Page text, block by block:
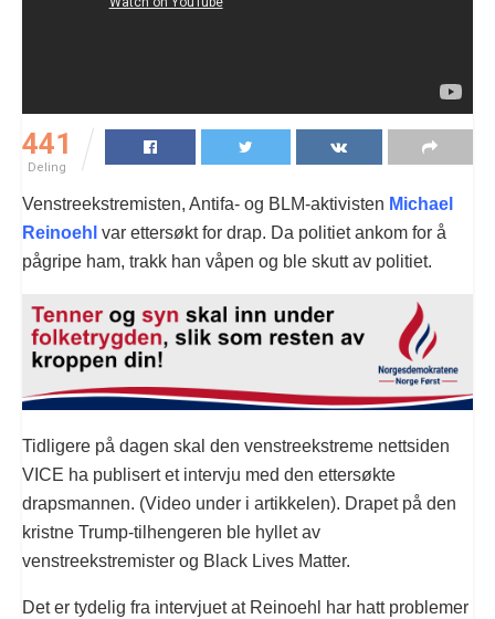
441
Deling
Venstreekstremisten, Antifa- og BLM-aktivisten Michael
Reinoehl var ettersøkt for drap. Da politiet ankom for å
pågripe ham, trakk han våpen og ble skutt av politiet.
Tidligere på dagen skal den venstreekstreme nettsiden
VICE ha publisert et intervju med den ettersøkte
drapsmannen. (Video under i artikkelen). Drapet på den
kristne Trump-tilhengeren ble hyllet av
venstreekstremister og Black Lives Matter.
Det er tydelig fra intervjuet at Reinoehl har hatt problemer